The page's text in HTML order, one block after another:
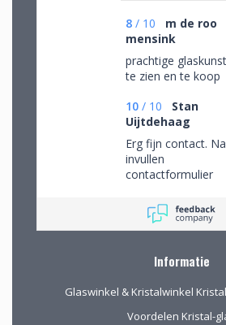
8 / 10
m de roo
mensink
prachtige glaskunst
te zien en te koop
10 / 10
Stan
Uijtdehaag
Erg fijn contact. Na
invullen
contactformulier
persoonlijke wensen
besproken. Afspraak
bekijken en de
(uitgebreid
vorm te geven.
Informatie
Glaswinkel & Kristalwinkel
Voordelen Kristal-